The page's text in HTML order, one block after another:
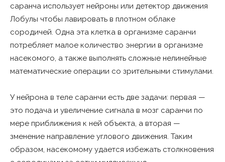
саранча использует нейроны или детектор движения
Лобулы чтобы лавировать в плотном облаке
сородичей. Одна эта клетка в организме саранчи
потребляет малое количество энергии в организме
насекомого, а также выполнять сложные нелинейные
математические операции со зрительными стимулами.
У нейрона в теле саранчи есть две задачи: первая —
это подача и увеличение сигнала в мозг саранчи по
мере приближения к ней объекта, а вторая —
зменение направление углового движения. Таким
образом, насекомому удается избежать столкновения